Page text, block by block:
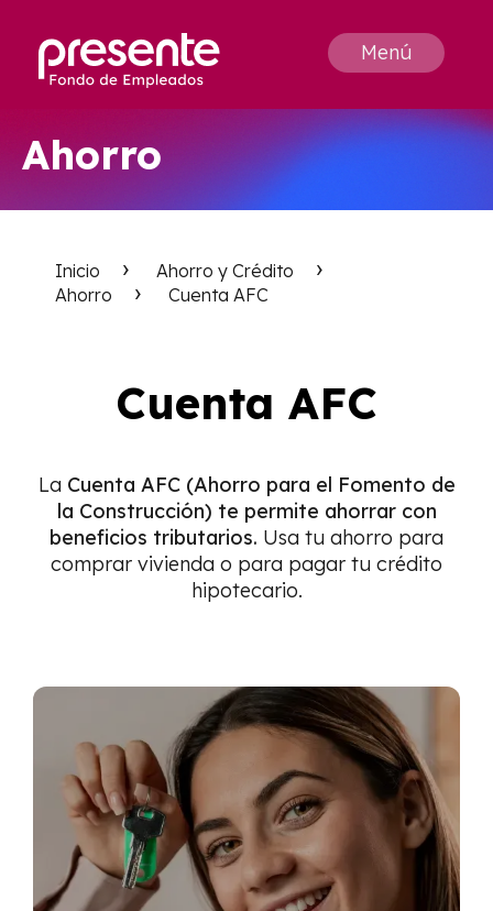
Menú
Ahorro
Inicio
Ahorro y Crédito
Ahorro
Cuenta AFC
Cuenta AFC
La Cuenta AFC (Ahorro para el Fomento de
la Construcción) te permite ahorrar con
beneficios tributarios. Usa tu ahorro para
comprar vivienda o para pagar tu crédito
hipotecario.